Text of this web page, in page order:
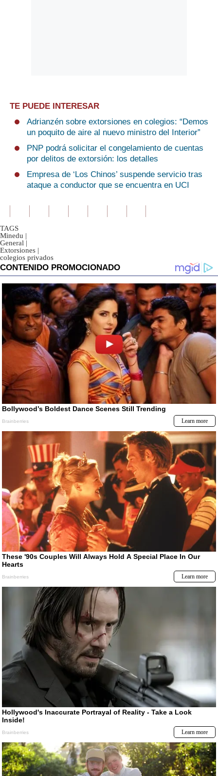
TE PUEDE INTERESAR
Adrianzén sobre extorsiones en colegios: “Demos
un poquito de aire al nuevo ministro del Interior”
PNP podrá solicitar el congelamiento de cuentas
por delitos de extorsión: los detalles
Empresa de ‘Los Chinos’ suspende servicio tras
ataque a conductor que se encuentra en UCI
TAGS
Minedu |
General |
Extorsiones |
colegios privados